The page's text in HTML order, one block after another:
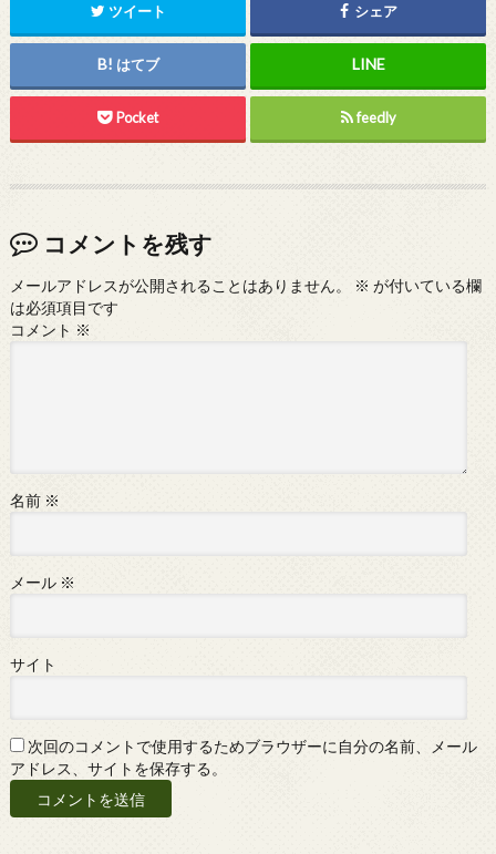
ツイート シェア
はてブ
Pocket feedly
コメントを残す
メールアドレスが公開されることはありません。 ※ が付いている欄
は必須項目です
コメント ※
名前 ※
メール ※
サイト
次回のコメントで使用するためブラウザーに自分の名前、メール
アドレス、サイトを保存する。